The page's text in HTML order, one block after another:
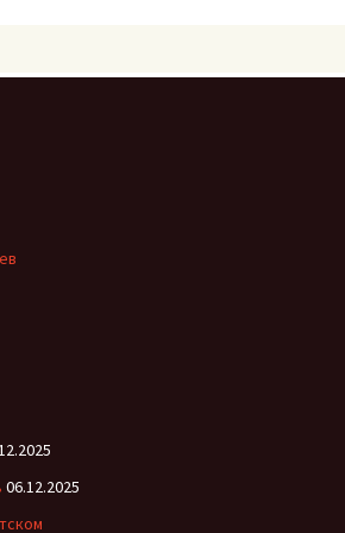
06.12.2025